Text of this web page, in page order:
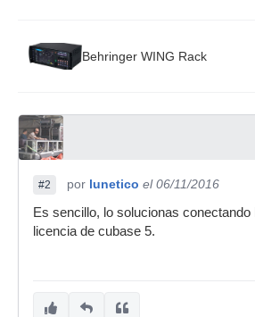
Behringer WING Rack
#2 por lunetico el 06/11/2016
Es sencillo, lo solucionas
licencia de cubase 5.